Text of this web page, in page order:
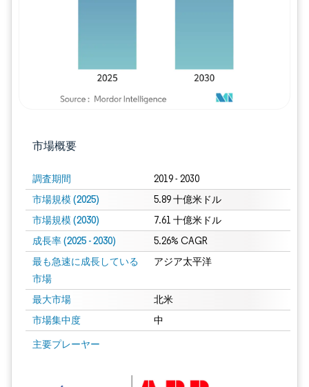
市場概要
調査期間 2019 - 2030
市場規模 (2025) 5.89 十億米ドル
市場規模 (2030) 7.61 十億米ドル
成長率 (2025 - 2030) 5.26% CAGR
最も急速に成長している
市場
アジア太平洋
最大市場 北米
市場集中度 中
主要プレーヤー
画像 © Mordor Intelligence。再利用にはCC BY 4.0の表示が必要です。